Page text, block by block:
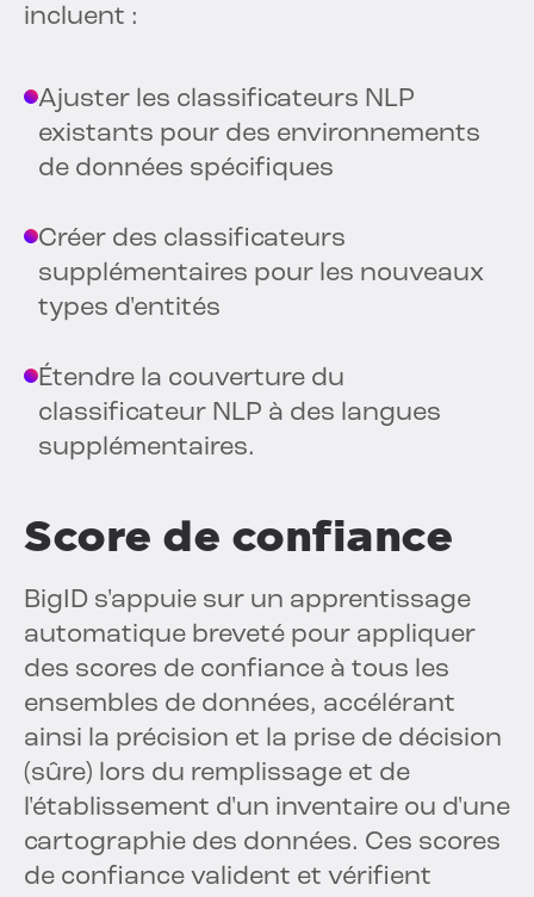
incluent :
Ajuster les classificateurs NLP
existants pour des environnements
de données spécifiques
Créer des classificateurs
supplémentaires pour les nouveaux
types d'entités
Étendre la couverture du
classificateur NLP à des langues
supplémentaires.
Score de confiance
BigID s'appuie sur un apprentissage
automatique breveté pour appliquer
des scores de confiance à tous les
ensembles de données, accélérant
ainsi la précision et la prise de décision
(sûre) lors du remplissage et de
l'établissement d'un inventaire ou d'une
cartographie des données. Ces scores
de confiance valident et vérifient